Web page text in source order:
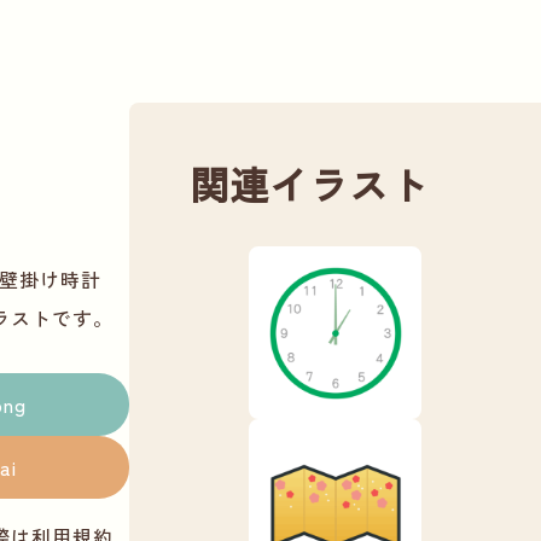
掛け時計
トです。
ai
関連イラスト